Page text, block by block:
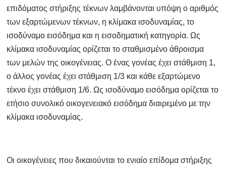
επιδόματος στήριξης τέκνων λαμβάνονται υπόψη ο αριθμός
των εξαρτώμενων τέκνων, η κλίμακα ισοδυναμίας, το
ισοδύναμο εισόδημα και η εισοδηματική κατηγορία. Ως
κλίμακα ισοδυναμίας ορίζεται το σταθμισμένο άθροισμα
των μελών της οικογένειας. Ο ένας γονέας έχει στάθμιση 1,
ο άλλος γονέας έχει στάθμιση 1/3 και κάθε εξαρτώμενο
τέκνο έχει στάθμιση 1/6. Ως ισοδύναμο εισόδημα ορίζεται το
ετήσιο συνολικό οικογενειακό εισόδημα διαιρεμένο με την
κλίμακα ισοδυναμίας.
Οι οικογένειες που δικαιούνται το ενιαίο επίδομα στήριξης